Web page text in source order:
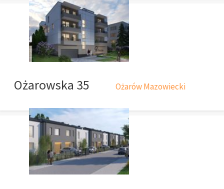
Ożarowska 35 Ożarów Mazowiecki